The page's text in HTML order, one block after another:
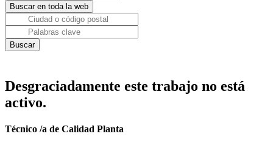
Desgraciadamente este trabajo no está
activo.
Técnico /a de Calidad Planta